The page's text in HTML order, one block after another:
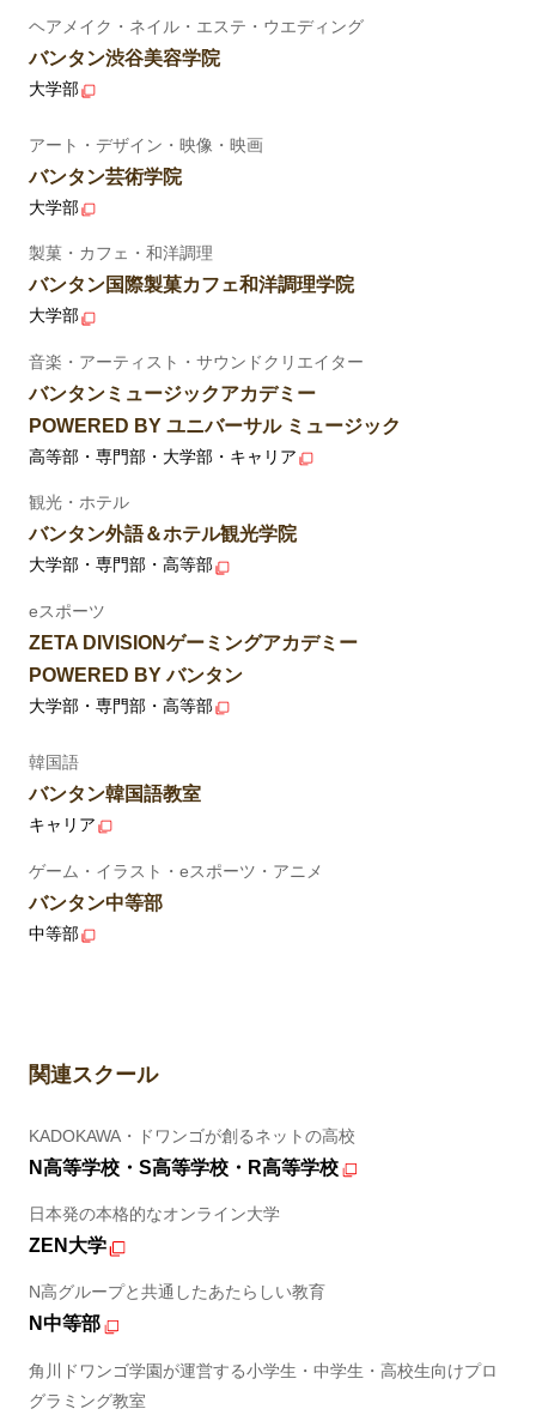
ヘアメイク・ネイル・エステ・ウエディング
バンタン渋谷美容学院
大学部
アート・デザイン・映像・映画
バンタン芸術学院
大学部
製菓・カフェ・和洋調理
バンタン国際製菓カフェ和洋調理学院
大学部
音楽・アーティスト・サウンドクリエイター
バンタンミュージックアカデミー
POWERED BY ユニバーサル ミュージック
高等部・専門部・大学部・キャリア
観光・ホテル
バンタン外語＆ホテル観光学院
大学部・専門部・高等部
eスポーツ
ZETA DIVISIONゲーミングアカデミー
POWERED BY バンタン
大学部・専門部・高等部
韓国語
バンタン韓国語教室
キャリア
ゲーム・イラスト・eスポーツ・アニメ
バンタン中等部
中等部
関連スクール
KADOKAWA・ドワンゴが創るネットの高校
N高等学校・S高等学校・R高等学校
日本発の本格的なオンライン大学
ZEN大学
N高グループと共通したあたらしい教育
N中等部
角川ドワンゴ学園が運営する小学生・中学生・高校生向けプロ
グラミング教室